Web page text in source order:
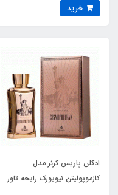
ادکلن پاریس کرنر مدل
کازموپولیتن نیویورک رایحه تاور